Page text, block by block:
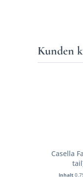
Kunden
Casella
Inhalt